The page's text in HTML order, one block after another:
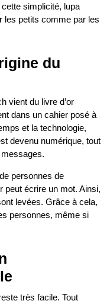
simplicité, lupa
les petits comme par les
du
vient du livre d’or
dans un cahier posé à
et la technologie,
devenu numérique, tout
personnes de
peut écrire un mot. Ainsi,
levées. Grâce à cela,
personnes, même si
très facile. Tout